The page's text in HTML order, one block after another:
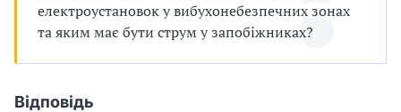
електроустановок у вибухонебезпечних зонах
та яким має бути струм у запобіжниках?
Відповідь
а